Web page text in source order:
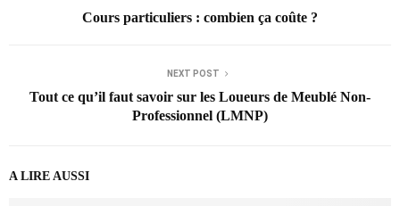
Cours particuliers : combien ça coûte ?
NEXT POST
Tout ce qu’il faut savoir sur les Loueurs de Meublé Non-
Professionnel (LMNP)
A LIRE AUSSI